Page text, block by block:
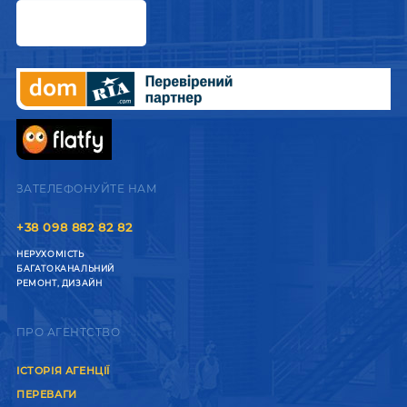
ЗАТЕЛЕФОНУЙТЕ НАМ
+38 098 882 82 82
НЕРУХОМІСТЬ
БАГАТОКАНАЛЬНИЙ
РЕМОНТ, ДИЗАЙН
ПРО АГЕНТСТВО
ІСТОРІЯ АГЕНЦІЇ
ПЕРЕВАГИ